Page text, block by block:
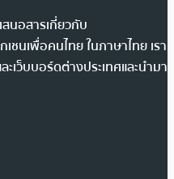
นอสารเกี่ยวกับ
ชนเพื่อคนไทย ในภาษาไทย เรา
เว็บบอร์ดต่างประเทศและนำมา